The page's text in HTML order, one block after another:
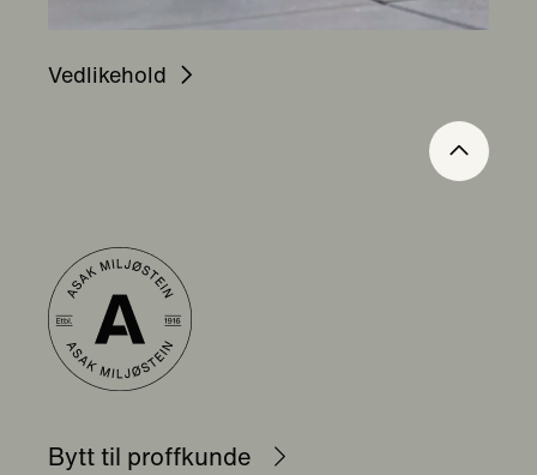
Vedlikehold
Bytt til proffkunde